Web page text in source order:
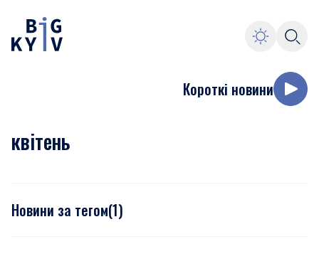
Короткі новини
квітень
Новини за тегом(1)